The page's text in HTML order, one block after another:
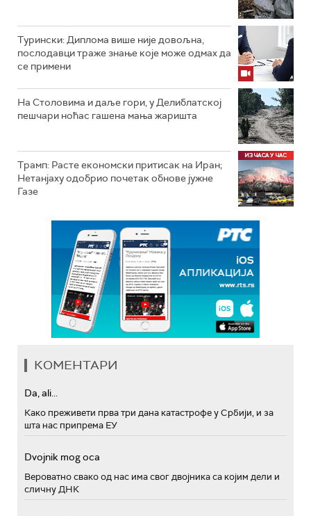
Турински: Диплома више није довољна,
послодавци траже знање које може одмах да
се примени
На Столовима и даље гори, у Делиблатској
пешчари ноћас гашена мања жаришта
Трамп: Расте економски притисак на Иран;
Нетанјаху одобрио почетак обнове јужне
Газе
КОМЕНТАРИ
Da, ali...
Како преживети прва три дана катастрофе у Србији, и за
шта нас припрема ЕУ
Dvojnik mog oca
Вероватно свако од нас има свог двојника са којим дели и
сличну ДНК